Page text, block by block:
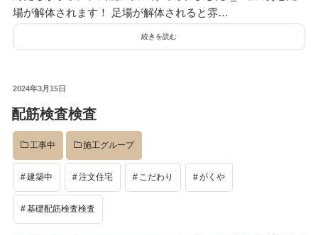
場が解体されます！ 足場が解体されると雰…
続きを読む
投
日:
2024年3月15日
配筋検査検査
工事中 施工グループ
建築中 注文住宅 こだわり がくや
基礎配筋検査検査